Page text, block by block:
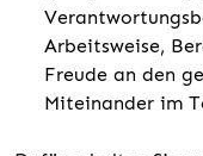
Arbeitsweise,
Freude an den
Miteinander im